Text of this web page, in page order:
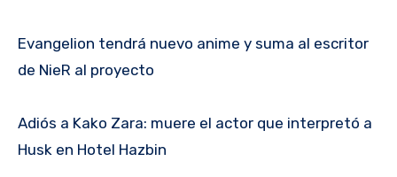
Evangelion tendrá nuevo anime y suma al escritor
de NieR al proyecto
Adiós a Kako Zara: muere el actor que interpretó a
Husk en Hotel Hazbin